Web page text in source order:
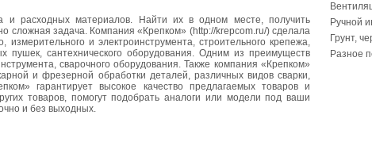
и расходных материалов. Найти их в одном месте, получить
сложная задача. Компания «Крепком» (http://krepcom.ru/) сделала
и электроинструмента, строительного крепежа,
пушек, сантехнического оборудования. Одним из преимуществ
сварочного оборудования. Также компания «Крепком»
и фрезерной обработки деталей, различных видов сварки,
гарантирует высокое качество предлагаемых товаров и
товаров, помогут подобрать аналоги или модели под ваши
и без выходных.
Ручной
Грунт,
Разное